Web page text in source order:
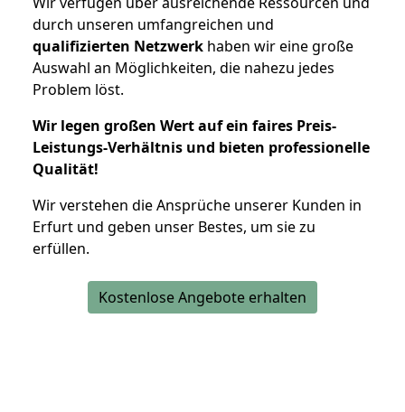
durch unseren umfangreichen und
qualifizierten Netzwerk haben wir eine große
Auswahl an Möglichkeiten, die nahezu jedes
Problem löst.
Wir legen großen Wert auf ein faires Preis-
Leistungs-Verhältnis und bieten professionelle
Qualität!
Wir verstehen die Ansprüche unserer Kunden in
Erfurt und geben unser Bestes, um sie zu
erfüllen.
Kostenlose Angebote erhalten